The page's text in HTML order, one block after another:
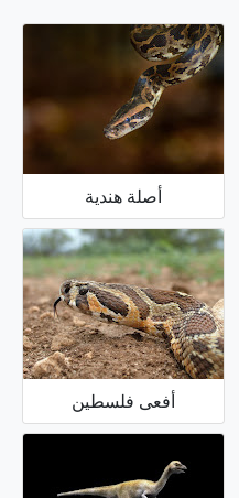
أصلة هندية
أفعى فلسطين